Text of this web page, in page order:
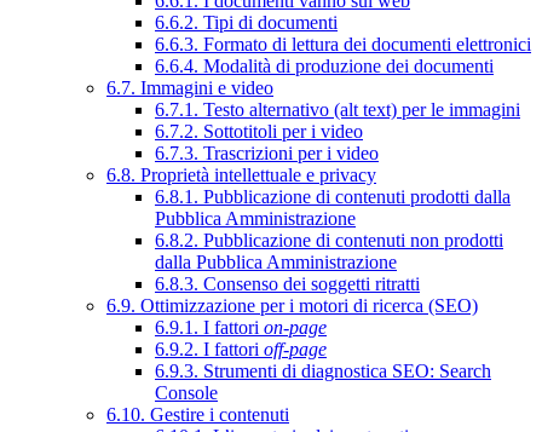
6.6.2. Tipi di documenti
6.6.3. Formato di lettura dei documenti elettronici
6.6.4. Modalità di produzione dei documenti
6.7. Immagini e video
6.7.1. Testo alternativo (alt text) per le immagini
6.7.2. Sottotitoli per i video
6.7.3. Trascrizioni per i video
6.8. Proprietà intellettuale e privacy
6.8.1. Pubblicazione di contenuti prodotti dalla
Pubblica Amministrazione
6.8.2. Pubblicazione di contenuti non prodotti
dalla Pubblica Amministrazione
6.8.3. Consenso dei soggetti ritratti
6.9. Ottimizzazione per i motori di ricerca (SEO)
6.9.1. I fattori on-page
6.9.2. I fattori off-page
6.9.3. Strumenti di diagnostica SEO: Search
Console
6.10. Gestire i contenuti